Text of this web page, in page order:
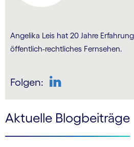
Angelika Leis hat 20 Jahre
öffentlich-rechtliches Fernsehen.
Folgen:
Aktuelle Blogbeiträge